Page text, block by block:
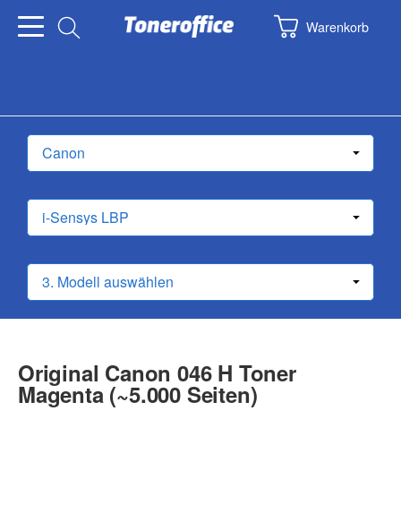
Warenkorb
Original Canon 046 H Toner
Magenta (~5.000 Seiten)